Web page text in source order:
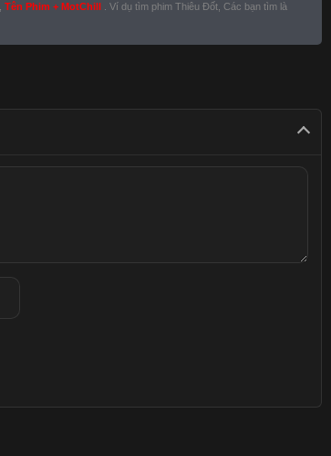
Tên Phim + MotChill
. Ví dụ tìm phim Thiêu Đốt, Các bạn tìm là